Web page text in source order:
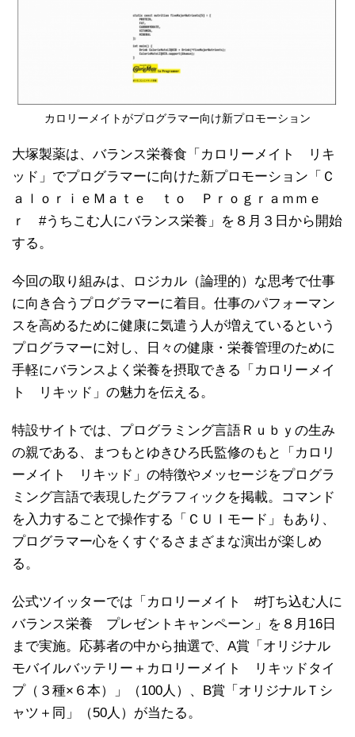
カロリーメイトがプログラマー向け新プロモーション
大塚製薬は、バランス栄養食「カロリーメイト リキ
ッド」でプログラマーに向けた新プロモーション「Ｃ
ａｌｏｒｉｅＭａｔｅ ｔｏ Ｐｒｏｇｒａｍｍｅ
ｒ #うちこむ人にバランス栄養」を８月３日から開始
する。
今回の取り組みは、ロジカル（論理的）な思考で仕事
に向き合うプログラマーに着目。仕事のパフォーマン
スを高めるために健康に気遣う人が増えているという
プログラマーに対し、日々の健康・栄養管理のために
手軽にバランスよく栄養を摂取できる「カロリーメイ
ト リキッド」の魅力を伝える。
特設サイトでは、プログラミング言語Ｒｕｂｙの生み
の親である、まつもとゆきひろ氏監修のもと「カロリ
ーメイト リキッド」の特徴やメッセージをプログラ
ミング言語で表現したグラフィックを掲載。コマンド
を入力することで操作する「ＣＵＩモード」もあり、
プログラマー心をくすぐるさまざまな演出が楽しめ
る。
公式ツイッターでは「カロリーメイト #打ち込む人に
バランス栄養 プレゼントキャンペーン」を８月16日
まで実施。応募者の中から抽選で、A賞「オリジナル
モバイルバッテリー＋カロリーメイト リキッドタイ
プ（３種×６本）」（100人）、B賞「オリジナルＴシ
ャツ＋同」（50人）が当たる。